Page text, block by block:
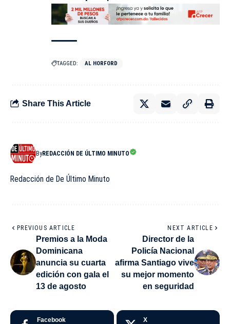
TAGGED: AL HORFORD
Share This Article
ByREDACCIÓN DE ÚLTIMO MINUTO
Redacción de De Último Minuto
PREVIOUS ARTICLE
Premios a la Moda
Dominicana
anuncia su cuarta
edición con gala el
13 de agosto
NEXT ARTICLE
Director de la
Policía Nacional
afirma Santiago vive
su mejor momento
en seguridad
Facebook X